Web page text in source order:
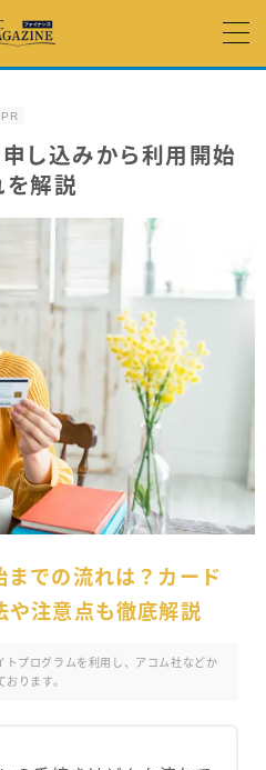
ス
PR
し込みから利用開始
を解説
での流れは？カード
や注意点も徹底解説
プログラムを利用し、アコム社などか
ります。